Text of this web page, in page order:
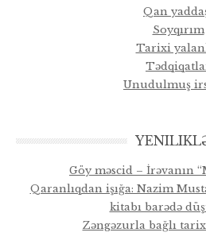
Qan
Soyqırım
Tarixi
Unudulmuş
Göy məscid – İrəvanın
Qaranlıqdan işığa: Nazim
kitabı barədə
Zəngəzurla bağlı